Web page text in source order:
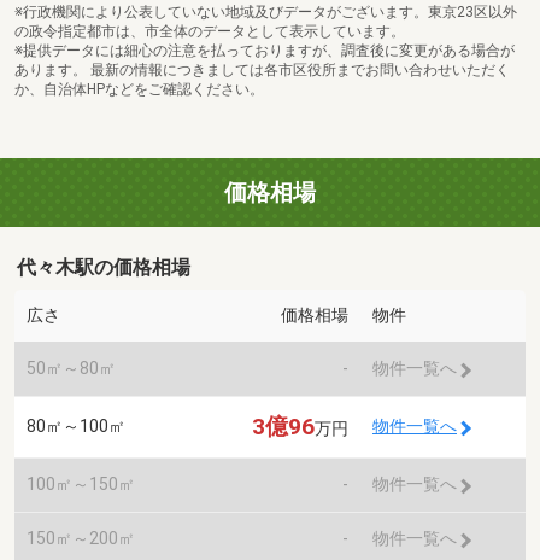
※行政機関により公表していない地域及びデータがございます。東京23区以外
の政令指定都市は、市全体のデータとして表示しています。
※提供データには細心の注意を払っておりますが、調査後に変更がある場合が
あります。 最新の情報につきましては各市区役所までお問い合わせいただく
か、自治体HPなどをご確認ください。
価格相場
代々木駅の価格相場
広さ 価格相場 物件
50㎡～80㎡ - 物件一覧へ
80㎡～100㎡ 3億96万円 物件一覧へ
100㎡～150㎡ - 物件一覧へ
150㎡～200㎡ - 物件一覧へ